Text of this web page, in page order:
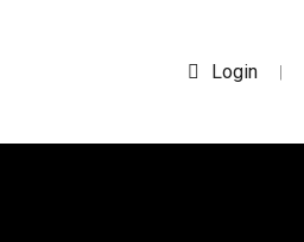
Login |